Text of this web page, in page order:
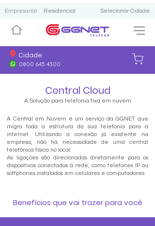
Empresarial Residencial Selecionar Cidade
Cidade
0800 645 4300
Central Cloud
A Solução para telefonia fixa em nuvem
A Central em Nuvem é um serviço da GGNET que
migra toda a estrutura da sua telefonia para a
internet. Utilizando a conexão já existente na
empresa, não há necessidade de uma central
telefônica física no local.
As ligações são direcionadas diretamente para os
dispositivos conectados à rede, como telefones IP ou
softphones instalados em celulares e computadores.
Benefícios que vai trazer para você